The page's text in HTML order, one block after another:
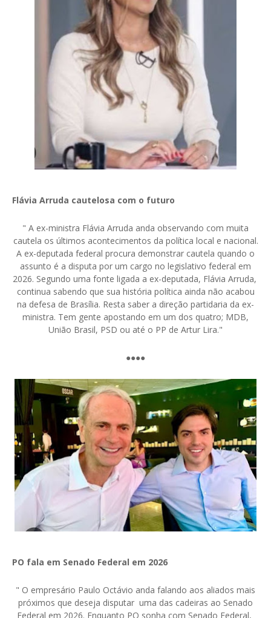
Flávia Arruda cautelosa com o futuro
" A ex-ministra Flávia Arruda anda observando com muita
cautela os últimos acontecimentos da política local e nacional.
A ex-deputada federal procura demonstrar cautela quando o
assunto é a disputa por um cargo no legislativo federal em
2026. Segundo uma fonte ligada a ex-deputada, Flávia Arruda,
continua sabendo que sua história política ainda não acabou
na defesa de Brasília. Resta saber a direção partidaria da ex-
ministra. Tem gente apostando em um dos quatro; MDB,
União Brasil, PSD ou até o PP de Artur Lira."
●●●●
PO fala em Senado Federal em 2026
" O empresário Paulo Octávio anda falando aos aliados mais
próximos que deseja disputar uma das cadeiras ao Senado
Federal em 2026. Enquanto PO sonha com Senado Federal,